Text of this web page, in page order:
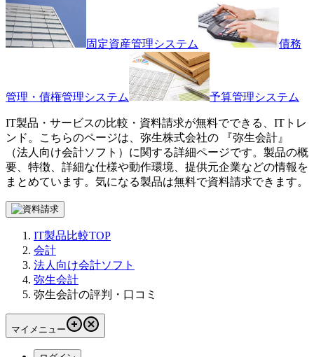
固定資産管理システム 債務
管理・債権管理システム 予算管理システム
IT製品・サービスの比較・資料請求が無料でできる、ITトレ
ンド。こちらのページは、 弥生株式会社の 『弥生会計 』
（法人向け会計ソフト ）に関する詳細ページです。製品の概
要、特徴、詳細な仕様や動作環境、提供元企業などの情報を
まとめています。気になる製品は無料で資料請求できます。
IT製品比較TOP
会計
法人向け会計ソフト
弥生会計
弥生会計の評判・口コミ
マイメニュー